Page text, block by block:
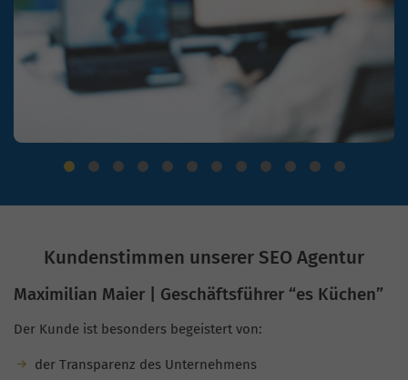
Kundenstimmen unserer SEO Agentur
Maximilian Maier | Geschäftsführer “es Küchen”
Der Kunde ist besonders begeistert von:
der Transparenz des Unternehmens